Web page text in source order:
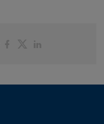
PartagerPartager